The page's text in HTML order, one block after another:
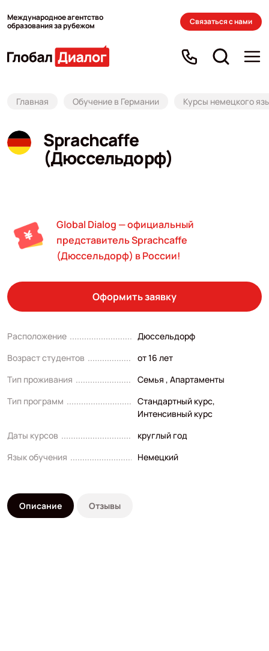
Международное агентство
образования за рубежом
Связаться с нами
Главная Обучение в Германии Курсы немецкого
Sprachcaffe
(Дюссельдорф)
Global Dialog — официальный
представитель Sprachcaffe
(Дюссельдорф) в России!
Оформить заявку
Расположение
Дюссельдорф
Возраст студентов
от 16 лет
Тип проживания
Семья , Апартаменты
Тип программ
Стандартный курс,
Интенсивный курс
Даты курсов
круглый год
Язык обучения
Немецкий
Описание Отзывы